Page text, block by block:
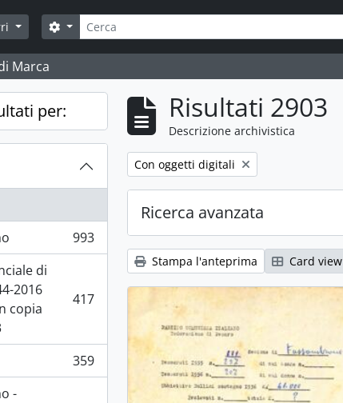
Cerca
Search options
Marca
per:
993
di
2016
copia
417
359
-
Risultati 2903
Descrizione archivistica
Remove filter:
Con oggetti digitali
Ricerca avanzata
Stampa l'anteprima Card view